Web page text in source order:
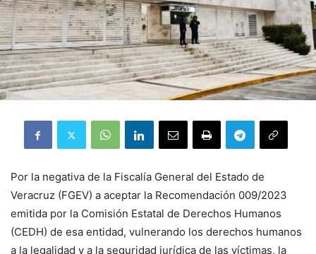
Por la negativa de la Fiscalía General del Estado de
Veracruz (FGEV) a aceptar la Recomendación 009/2023
emitida por la Comisión Estatal de Derechos Humanos
(CEDH) de esa entidad, vulnerando los derechos humanos
a la legalidad y a la seguridad jurídica de las víctimas, la